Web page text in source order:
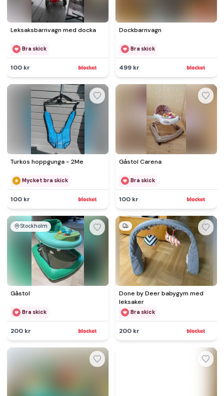
Leksaksbarnvagn med docka
Bra skick
100 kr
Dockbarnvagn
Bra skick
499 kr
Turkos hoppgunga - 2Me
Mycket bra skick
100 kr
Gåstol Carena
Bra skick
100 kr
Stockholm
Gåstol
Bra skick
200 kr
Done by Deer babygym med
leksaker
Bra skick
200 kr